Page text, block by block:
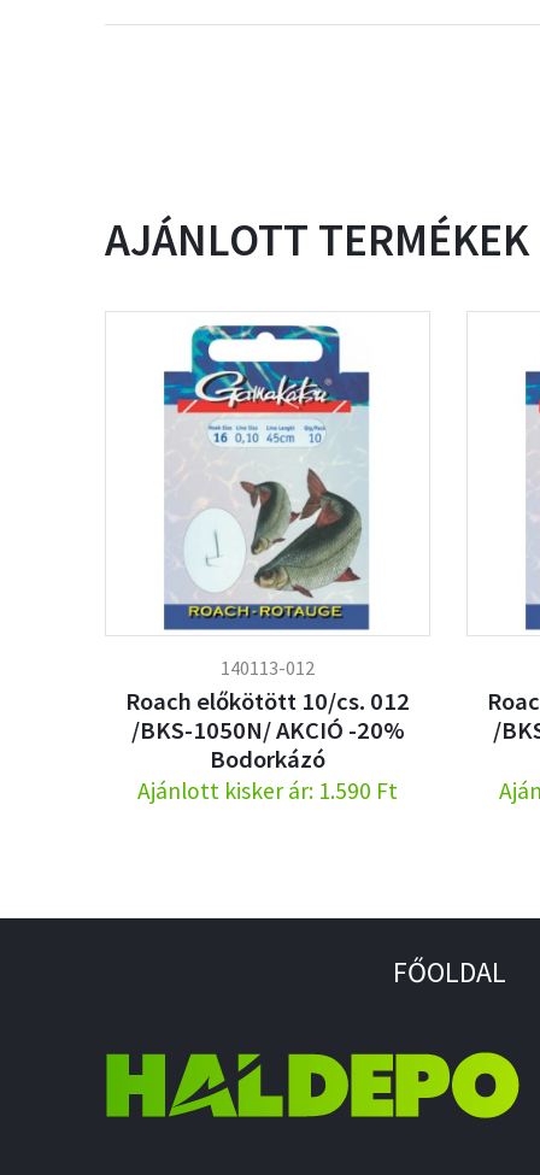
AJÁNLOTT TERMÉKEK
140113-012
Roach előkötött 10/cs. 012
/BKS-1050N/ AKCIÓ -20%
Bodorkázó
Ajánlott kisker ár: 1.590 Ft
/
FŐOLDAL